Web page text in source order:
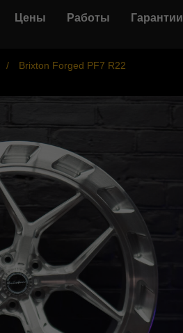
Цены Работы Гарантии
/ Brixton Forged PF7 R22